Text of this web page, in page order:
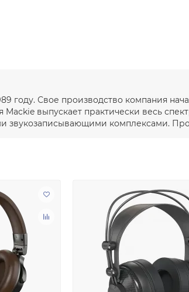
году. Свое производство компания
выпускает практически весь
звукозаписывающими комплексами.